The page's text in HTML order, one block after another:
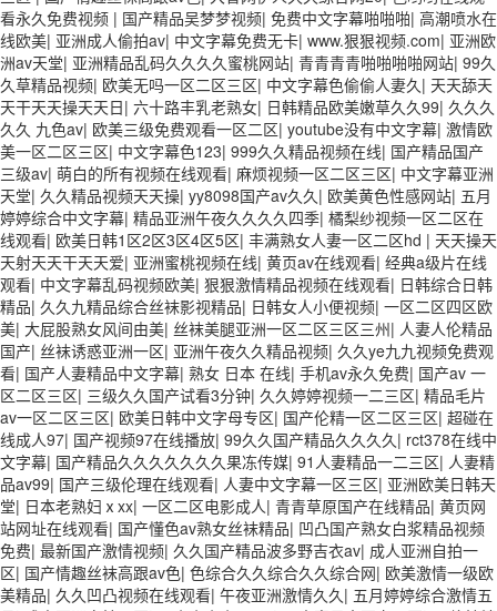
看永久免费视频 | 国产精品吴梦梦视频| 免费中文字幕啪啪啪| 高潮喷水在
线欧美| 亚洲成人偷拍av| 中文字幕免费无卡| www.狠狠视频.com| 亚洲欧
洲av天堂| 亚洲精品乱码久久久久蜜桃网站| 青青青青啪啪啪啪网站| 99久
久草精品视频| 欧美无吗一区二区三区| 中文字幕色偷偷人妻久 | 天天舔天
天干天天操天天日| 六十路丰乳老熟女| 日韩精品欧美嫩草久久99| 久久久
久久 九色av| 欧美三级免费观看一区二区| youtube没有中文字幕| 激情欧
美一区二区三区| 中文字幕色123| 999久久精品视频在线| 国产精品国产
三级av| 萌白的所有视频在线观看| 麻烦视频一区二区三区| 中文字幕亚洲
天堂| 久久精品视频天天操| yy8098国产av久久 | 欧美黄色性感网站| 五月
婷婷综合中文字幕| 精品亚洲午夜久久久久四季| 橘梨纱视频一区二区在
线观看| 欧美日韩1区2区3区4区5区| 丰满熟女人妻一区二区hd | 天天操天
天射天天干天天爱| 亚洲蜜桃视频在线| 黄页av在线观看| 经典a级片在线
观看| 中文字幕乱码视频欧美| 狠狠激情精品视频在线观看| 日韩综合日韩
精品| 久久九精品综合丝袜影视精品| 日韩女人小便视频| 一区二区四区欧
美| 大屁股熟女风间由美| 丝袜美腿亚洲一区二区三区三州| 人妻人伦精品
国产| 丝袜诱惑亚洲一区| 亚洲午夜久久精品视频| 久久ye九九视频免费观
看| 国产人妻精品中文字幕| 熟女 日本 在线| 手机av永久免费| 国产av 一
区二区三区| 三级久久国产试看3分钟| 久久婷婷视频一二三区| 精品毛片
av一区二区三区| 欧美日韩中文字母专区| 国产伦精一区二区三区| 超碰在
线成人97| 国产视频97在线播放| 99久久国产精品久久久久 | rct378在线中
文字幕| 国产精品久久久久久久久果冻传媒| 91人妻精品一二三区| 人妻精
品av99| 国产三级伦理在线观看| 人妻中文字幕一区三区| 亚洲欧美日韩天
堂| 日本老熟妇ⅹxx| 一区二区电影成人| 青青草原国产在线精品| 黄页网
站网址在线观看| 国产懂色av熟女丝袜精品| 凹凸国产熟女白浆精品视频
免费| 最新国产激情视频| 久久国产精品波多野吉衣av| 成人亚洲自拍一
区| 国产情趣丝袜高跟av色| 色综合久久综合久久综合网| 欧美激情一级欧
美精品| 久久凹凸视频在线观看| 午夜亚洲激情久久 | 五月婷婷综合激情五